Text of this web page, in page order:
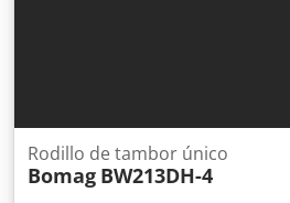
Rodillo de tambor único
Bomag BW213DH-4